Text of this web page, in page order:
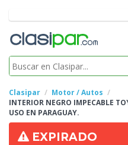
Clasipar
Motor / Autos
INTERIOR NEGRO IMPECABLE
USO EN PARAGUAY.
EXPIRADO